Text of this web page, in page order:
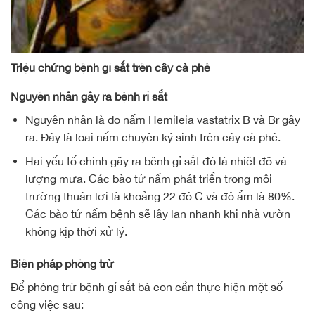
Triệu chứng bệnh gỉ sắt trên cây cà phê
Nguyên nhân gây ra bệnh rỉ sắt
Nguyên nhân là do nấm Hemileia vastatrix B và Br gây
ra. Đây là loại nấm chuyên ký sinh trên cây cà phê.
Hai yếu tố chính gây ra bệnh gỉ sắt đó là nhiệt độ và
lượng mưa. Các bào tử nấm phát triển trong môi
trường thuận lợi là khoảng 22 độ C và độ ẩm là 80%.
Các bào tử nấm bệnh sẽ lây lan nhanh khi nhà vườn
không kịp thời xử lý.
Biện pháp phòng trừ
Để phòng trừ bệnh gỉ sắt bà con cần thực hiện một số
công việc sau: